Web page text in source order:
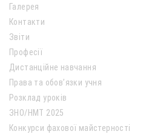
Галерея
Контакти
Звіти
Професії
Дистанційне навчання
Права та обов’язки учня
Розклад уроків
ЗНО/НМТ 2025
Конкурси фахової майстерності